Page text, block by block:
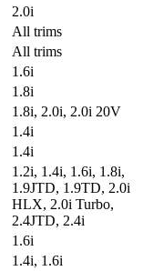
2.0i
All trims
All trims
1.6i
1.8i
1.8i, 2.0i, 2.0i 20V
1.4i
1.4i
1.2i, 1.4i, 1.6i, 1.8i,
1.9JTD, 1.9TD, 2.0i
HLX, 2.0i Turbo,
2.4JTD, 2.4i
1.6i
1.4i, 1.6i